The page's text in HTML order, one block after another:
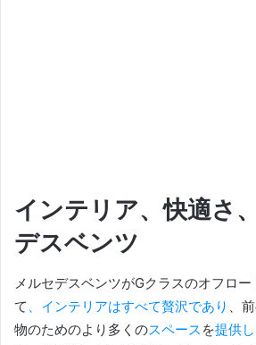
インテリア、快適さ
デスベンツ
メルセデスベンツがGクラスのオフロ
て
、インテリアはすべて贅沢であり
、
物のためのより多くのスペース を提供